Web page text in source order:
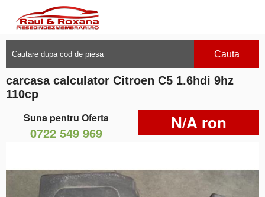
Cauta
carcasa calculator Citroen C5 1.6hdi 9hz
110cp
Suna pentru Oferta
0722 549 969 N/A ron